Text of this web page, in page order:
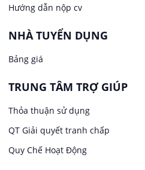
In ấn / Xuất bản
Kế toán
Lao Động Phổ Thông
Việc làm tại Long Tuyền
Việc làm tại Hưng Phú
Việc làm tại Thới Long
Hướng dẫn nộp cv
NHÀ TUYỂN DỤNG
Bảng giá
TRUNG TÂM TRỢ GIÚP
Thỏa thuận sử dụng
QT Giải quyết tranh chấp
Quy Chế Hoạt Động